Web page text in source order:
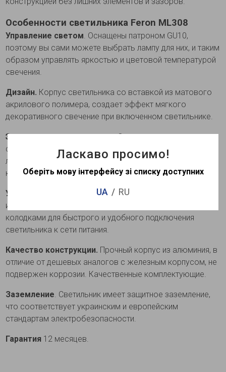
Особенности светильника Feron ML308
Управление светом. Оснащены патроном GU10,
поэтому вы сами можете выбрать лампу для них, и таким
образом управлять яркостью и цветовой температурой
свечения.
Дизайн. Корпус светильника со вставкой из матового
акрилового полимера, создает эффект мягкого
декоративного свечение при включенном светильнике.
Эстетичность конструкции.Светильники имеют
съемное фиксирующее кольцо, перекрывает контуры
лампы. Благодаря этому они выглядят цельной
конструкцией без лишних элементов и зазоров.
Удобный монтаж.
Светильники имеют простой монтаж
и надежную фиксацию. Оснащены клеммными
колодками для быстрого и удобного подключения
светильника к сети питания.
Качество конструкции. Прочный корпус из алюминия, в
отличие от дешевых аналогов с железным корпусом, не
подвержен коррозии. Качественные комплектующие.
Заземление. Светильник имеет защитное заземление,
что соответствует украинским и европейским
стандартам электробезопасности.
Гарантия 12 месяцев.
Ласкаво просимо!
Оберіть мову інтерфейсу зі списку доступних
UA RU